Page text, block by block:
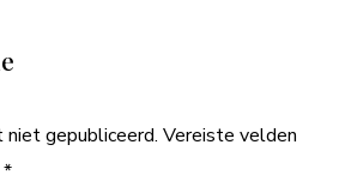
gepubliceerd. Vereiste velden
*